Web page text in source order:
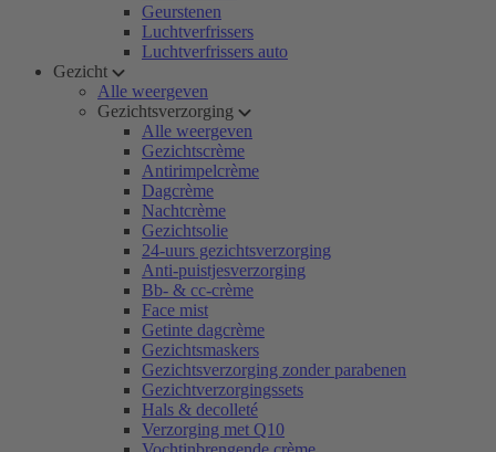
Geurstenen
Luchtverfrissers
Luchtverfrissers auto
Gezicht
Alle weergeven
Gezichtsverzorging
Alle weergeven
Gezichtscrème
Antirimpelcrème
Dagcrème
Nachtcrème
Gezichtsolie
24-uurs gezichtsverzorging
Anti-puistjesverzorging
Bb- & cc-crème
Face mist
Getinte dagcrème
Gezichtsmaskers
Gezichtsverzorging zonder parabenen
Gezichtverzorgingssets
Hals & decolleté
Verzorging met Q10